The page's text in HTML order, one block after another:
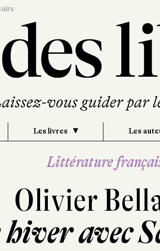
Les livres Les
Littérature
Olivier
hiver avec